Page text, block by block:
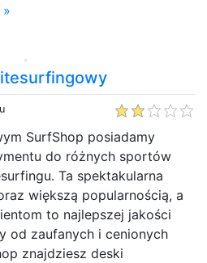
SurfShop posiadamy
do różnych sportów
Ta spektakularna
większą popularnością, a
to najlepszej jakości
od zaufanych i cenionych
znajdziesz deski